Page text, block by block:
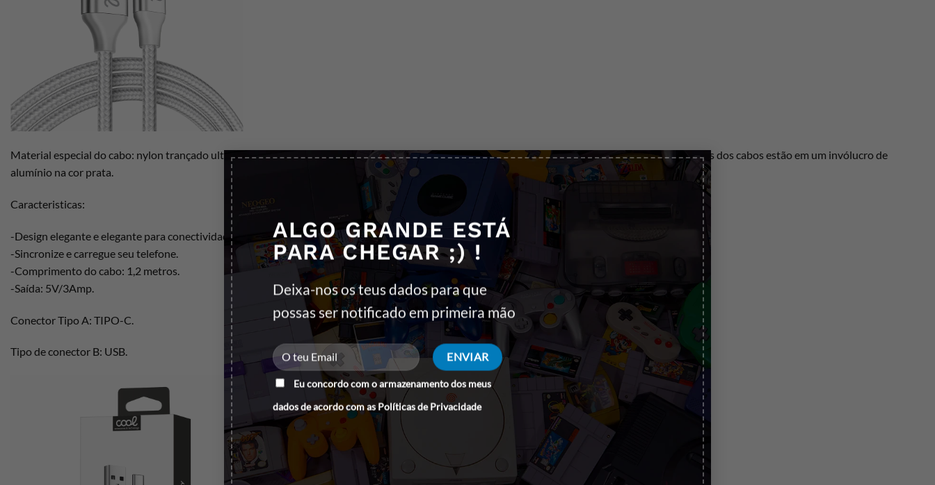
ALGO GRANDE ESTÁ
PARA CHEGAR ;) !
Deixa-nos os teus dados para que
possas ser notificado em primeira mão
Eu concordo com o armazenamento dos meus
dados de acordo com as Políticas de Privacidade
×
Material especial do cabo: nylon trançado ultrarresistente. A conexão do cabo com os conectores é reforçada para maior resistência e as terminações dos cabos estão em um invólucro de
alumínio na cor prata.
Caracteristicas:
-Design elegante e elegante para conectividade discreta.
-Sincronize e carregue seu telefone.
-Comprimento do cabo: 1,2 metros.
-Saída: 5V/3Amp.
Conector Tipo A: TIPO-C.
Tipo de conector B: USB.